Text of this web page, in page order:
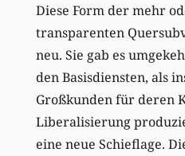
Diese Form der mehr
transparenten
neu. Sie gab es
den Basisdiensten, als
Großkunden für deren
Liberalisierung
eine neue Schieflage.